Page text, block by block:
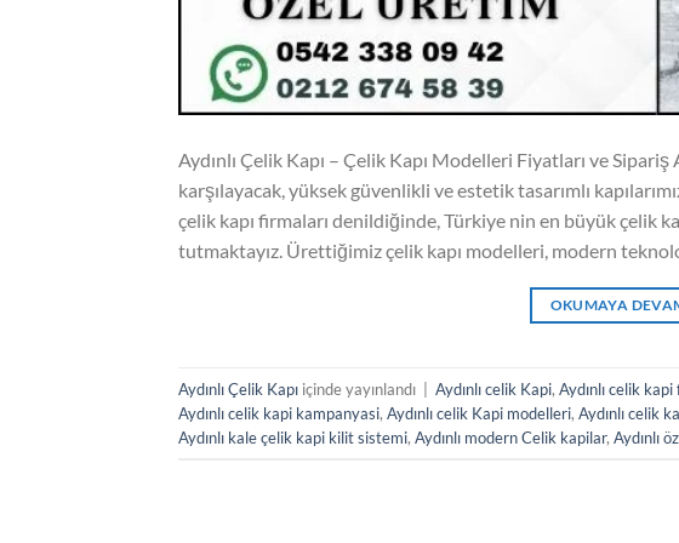
Aydınlı Çelik Kapı – Çelik Kapı Modelleri Fiyatları ve Sipariş
karşılayacak, yüksek güvenlikli ve estetik tasarımlı
çelik kapı firmaları denildiğinde, Türkiye nin en büyük çelik
tutmaktayız. Ürettiğimiz çelik kapı modelleri, modern
OKUMAYA
Aydınlı Çelik Kapı içinde yayınlandı Aydınlı celik Kapi, Aydınlı celik
Aydınlı celik kapi kampanyasi, Aydınlı celik Kapi modelleri, Aydınlı celik
Aydınlı kale çelik kapi kilit sistemi, Aydınlı modern Celik kapilar, Aydınlı